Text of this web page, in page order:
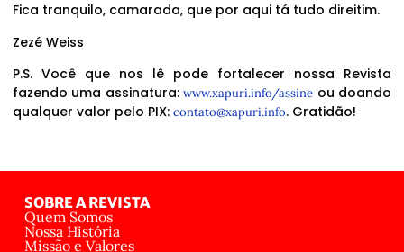
Fica tranquilo, camarada, que por aqui tá tudo direitim.
Zezé Weiss
P.S. Você que nos lê pode fortalecer nossa Revista
fazendo uma assinatura:www.xapuri.info/assine ou doando
qualquer valor pelo PIX: contato@xapuri.info. Gratidão!
SOBRE A REVISTA
Quem Somos
Nossa História
Missão e Valores